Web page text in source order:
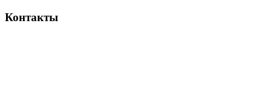
Контакты